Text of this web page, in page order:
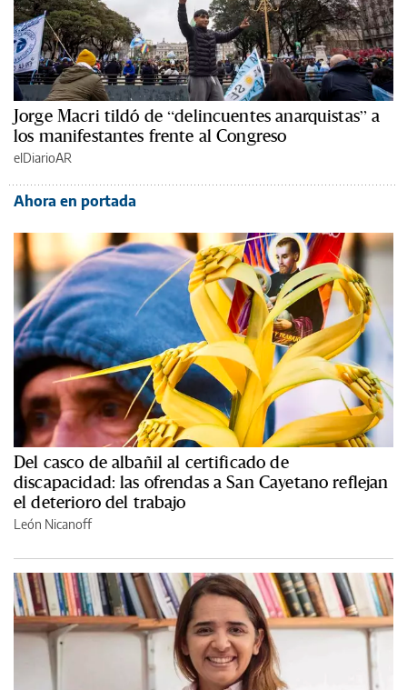
Jorge Macri tildó de “delincuentes anarquistas” a
los manifestantes frente al Congreso
elDiarioAR
Ahora en portada
Del casco de albañil al certificado de
discapacidad: las ofrendas a San Cayetano reflejan
el deterioro del trabajo
León Nicanoff